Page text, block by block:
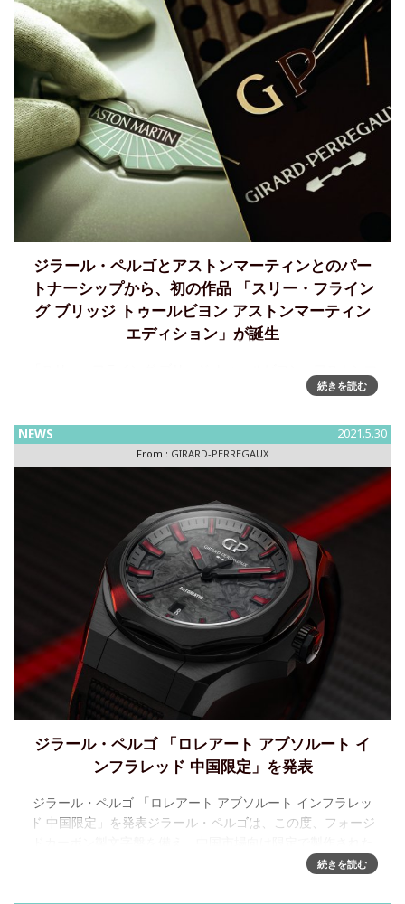
ジラール・ペルゴとアストンマーティンとのパー
トナーシップから、初の作品 「スリー・フライン
グ ブリッジ トゥールビヨン アストンマーティン
エディション」が誕生
ーティン エディション」を発表ジラール・ペルゴとアストン
めての時計が生まれ、公開されました。「スリー・フライン
グ ブ
続きを読む
NEWS 2021.5.30
From : GIRARD-PERREGAUX
ジラール・ペルゴ 「ロレアート アブソルート イ
ンフラレッド 中国限定」を発表
ジラール・ペルゴ 「ロレアート アブソルート インフラレッ
ド 中国限定」を発表ジラール・ペルゴは、この度、フォージ
新モデルを発売いたします。この新モデル、ロレアート アブ
続きを読む